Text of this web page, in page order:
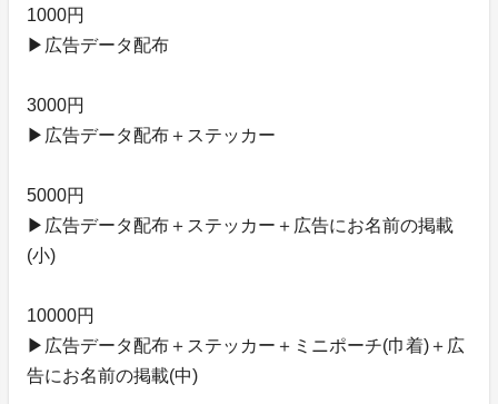
1000円
▶︎広告データ配布
3000円
▶︎広告データ配布＋ステッカー
5000円
▶︎広告データ配布＋ステッカー＋広告にお名前の掲載
(小)
10000円
▶︎広告データ配布＋ステッカー＋ミニポーチ(巾着)＋広
告にお名前の掲載(中)